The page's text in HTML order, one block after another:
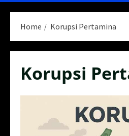
Home Korupsi Pertamina
Korupsi